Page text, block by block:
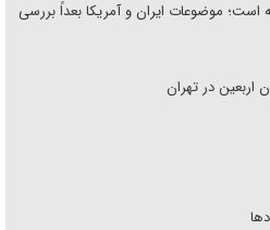
است؛ موضوعات ایران و آمریکا بعداً بررسی
اربعین در تهران